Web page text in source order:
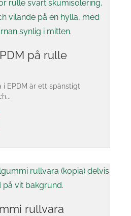
på rulle
EPDM är ett spänstigt
rullvara